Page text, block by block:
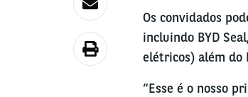
Os convidados
incluindo BYD
elétricos) além do
“Esse é o nosso